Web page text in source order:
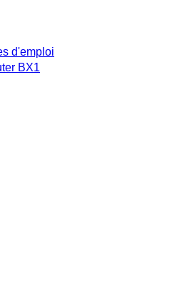
d'emploi
BX1